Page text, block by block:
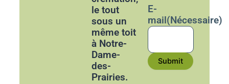
le tout
sous un
même toit
à Notre-
Dame-
des-
Prairies.
E-
mail(Nécessaire)
Submit